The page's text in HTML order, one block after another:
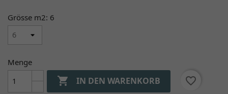
Grösse m2: 6
Menge
 IN DEN WARENKORB
favorite_border